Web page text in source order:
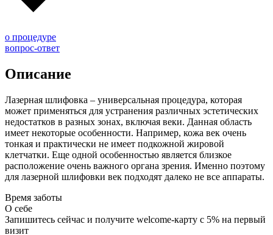
о процедуре
вопрос-ответ
Описание
Лазерная шлифовка – универсальная процедура, которая
может применяться для устранения различных эстетических
недостатков в разных зонах, включая веки. Данная область
имеет некоторые особенности. Например, кожа век очень
тонкая и практически не имеет подкожной жировой
клетчатки. Еще одной особенностью является близкое
расположение очень важного органа зрения. Именно поэтому
для лазерной шлифовки век подходят далеко не все аппараты.
Время заботы
О себе
Запишитесь сейчас и получите welcome-карту с 5% на первый
визит